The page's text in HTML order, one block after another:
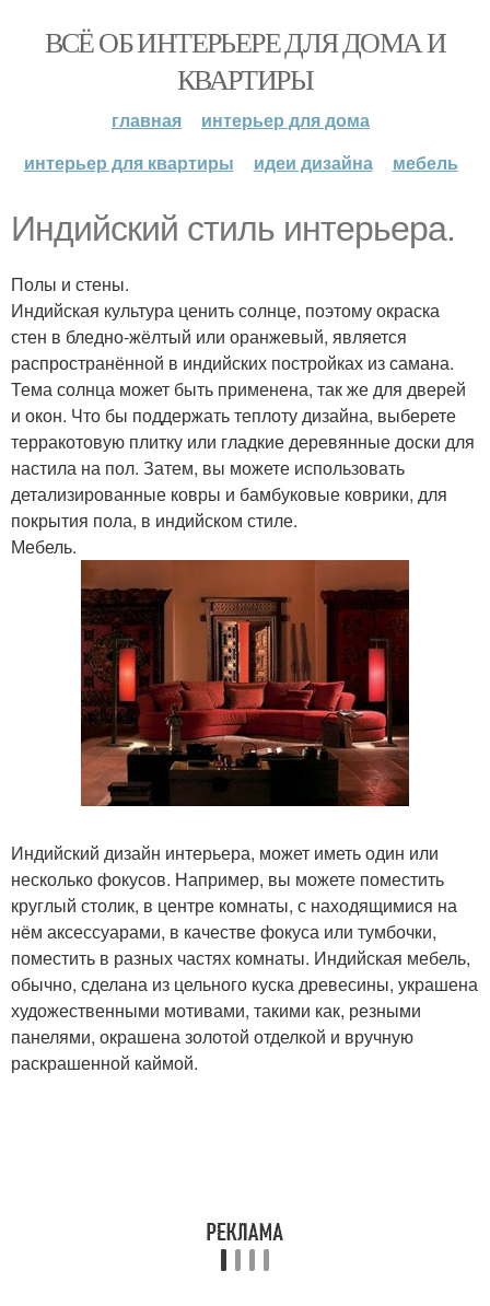
ВСЁ ОБ ИНТЕРЬЕРЕ ДЛЯ ДОМА И
КВАРТИРЫ
главная
интерьер для дома
интерьер для квартиры
идеи дизайна мебель
Индийский стиль интерьера.
Полы и стены.
Индийская культура ценить солнце, поэтому окраска
стен в бледно-жёлтый или оранжевый, является
распространённой в индийских постройках из самана.
Тема солнца может быть применена, так же для дверей
и окон. Что бы поддержать теплоту дизайна, выберете
терракотовую плитку или гладкие деревянные доски для
настила на пол. Затем, вы можете использовать
детализированные ковры и бамбуковые коврики, для
покрытия пола, в индийском стиле.
Мебель.
Индийский дизайн интерьера, может иметь один или
несколько фокусов. Например, вы можете поместить
круглый столик, в центре комнаты, с находящимися на
нём аксессуарами, в качестве фокуса или тумбочки,
поместить в разных частях комнаты. Индийская мебель,
обычно, сделана из цельного куска древесины, украшена
художественными мотивами, такими как, резными
панелями, окрашена золотой отделкой и вручную
раскрашенной каймой.